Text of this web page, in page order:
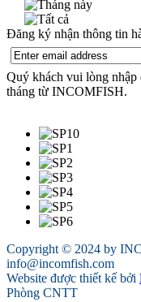
Đăng ký nhận thông tin
Quý khách vui lòng nhập
tháng từ INCOMFISH.
Copyright © 2024 by
info@incomfish.com
Website được thiết kế bởi
Phòng CNTT